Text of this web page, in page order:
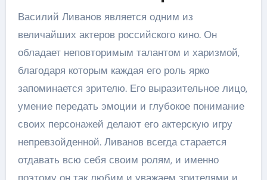
Василий Ливанов является одним из
величайших актеров российского кино. Он
обладает неповторимым талантом и харизмой,
благодаря которым каждая его роль ярко
запоминается зрителю. Его выразительное лицо,
умение передать эмоции и глубокое понимание
своих персонажей делают его актерскую игру
непревзойденной. Ливанов всегда старается
отдавать всю себя своим ролям, и именно
поэтому он так любим и уважаем зрителями и